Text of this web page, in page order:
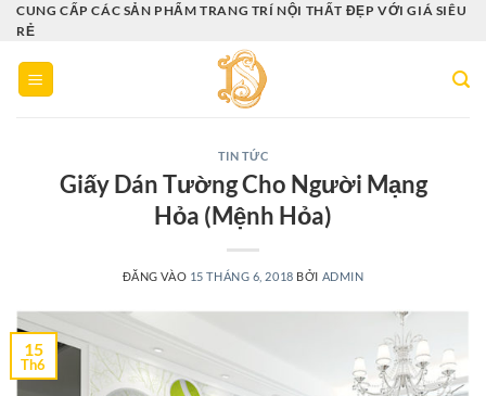
Bỏ
qua
nội
dung
CUNG CẤP CÁC SẢN PHẨM TRANG TRÍ NỘI THẤT ĐẸP VỚI GIÁ SIÊU
RẺ
TIN TỨC
Giấy Dán Tường Cho Người Mạng
Hỏa (Mệnh Hỏa)
ĐĂNG VÀO 15 THÁNG 6, 2018 BỞI ADMIN
15
Th6